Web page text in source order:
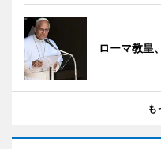
ローマ教皇
も